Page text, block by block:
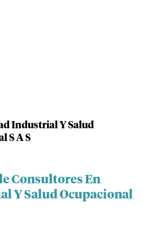
Industrial Y Salud
S A S
Consultores En
Y Salud Ocupacional